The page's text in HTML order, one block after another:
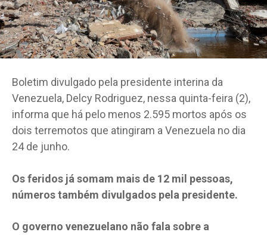
Boletim divulgado pela presidente interina da
Venezuela, Delcy Rodriguez, nessa quinta-feira (2),
informa que há pelo menos 2.595 mortos após os
dois terremotos que atingiram a Venezuela no dia
24 de junho.
Os feridos já somam mais de 12 mil pessoas,
números também divulgados pela presidente.
O governo venezuelano não fala sobre a